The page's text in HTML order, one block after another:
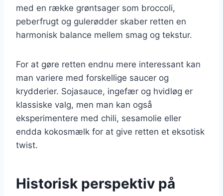
med en række grøntsager som broccoli,
peberfrugt og gulerødder skaber retten en
harmonisk balance mellem smag og tekstur.
For at gøre retten endnu mere interessant kan
man variere med forskellige saucer og
krydderier. Sojasauce, ingefær og hvidløg er
klassiske valg, men man kan også
eksperimentere med chili, sesamolie eller
endda kokosmælk for at give retten et eksotisk
twist.
Historisk perspektiv på